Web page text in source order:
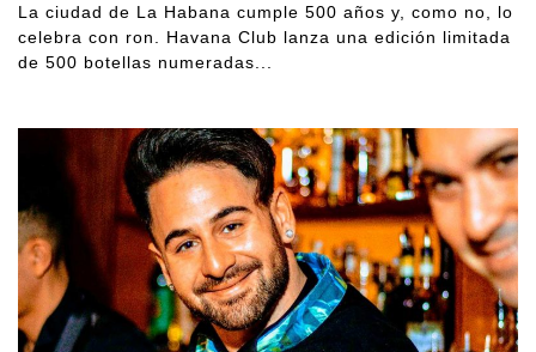
La ciudad de La Habana cumple 500 años y, como no, lo
celebra con ron. Havana Club lanza una edición limitada
de 500 botellas numeradas...